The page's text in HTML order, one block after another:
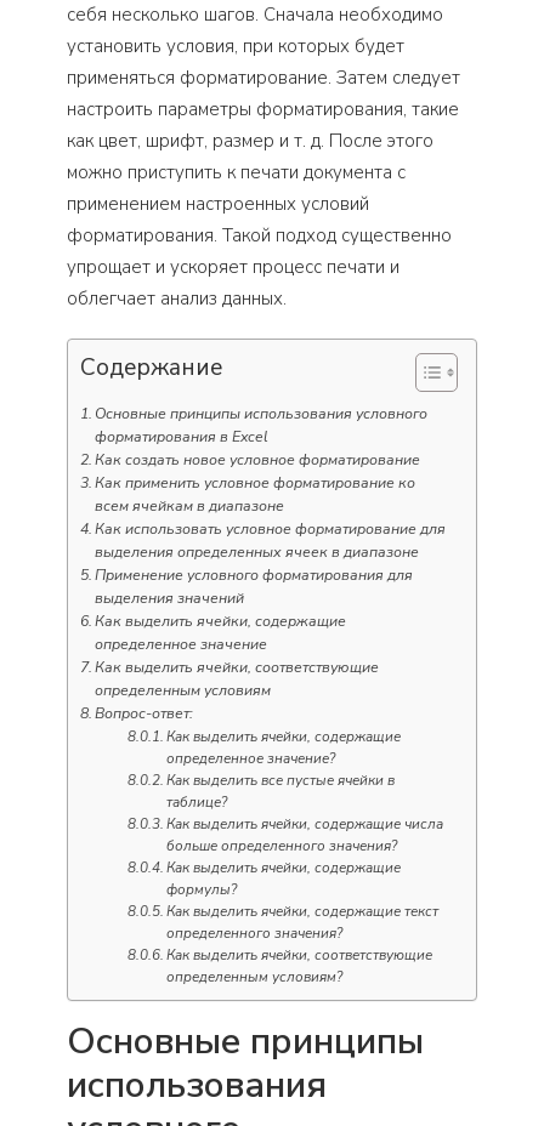
себя несколько шагов. Сначала необходимо
установить условия, при которых будет
применяться форматирование. Затем следует
настроить параметры форматирования, такие
как цвет, шрифт, размер и т. д. После этого
можно приступить к печати документа с
применением настроенных условий
форматирования. Такой подход существенно
упрощает и ускоряет процесс печати и
облегчает анализ данных.
Содержание
Основные принципы использования условного
форматирования в Excel
Как создать новое условное форматирование
Как применить условное форматирование ко
всем ячейкам в диапазоне
Как использовать условное форматирование для
выделения определенных ячеек в диапазоне
Применение условного форматирования для
выделения значений
Как выделить ячейки, содержащие
определенное значение
Как выделить ячейки, соответствующие
определенным условиям
Вопрос-ответ:
Как выделить ячейки, содержащие
определенное значение?
Как выделить все пустые ячейки в
таблице?
Как выделить ячейки, содержащие числа
больше определенного значения?
Как выделить ячейки, содержащие
формулы?
Как выделить ячейки, содержащие текст
определенного значения?
Как выделить ячейки, соответствующие
определенным условиям?
Основные принципы
использования